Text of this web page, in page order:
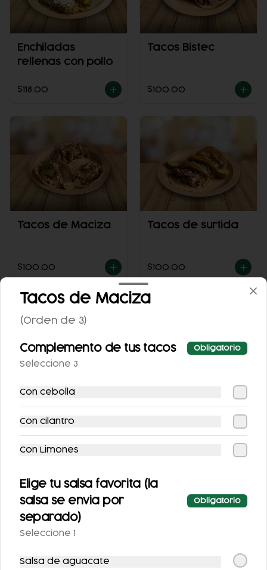
Enchiladas
rellenas con pollo
$118.00
Tacos Bistec
$100.00
Tacos de Maciza
$100.00
Tacos de surtida
$100.00
Conócenos
Zona de Cobertura
T&C Master Card
Términos y condiciones
Política de privacidad
Tacos de Maciza
(Orden de 3)
Complemento de tus tacos Obligatorio
Seleccione 3
Con cebolla
Con cilantro
Con Limones
Elige tu salsa favorita (la
salsa se envia por
separado)
Obligatorio
Seleccione 1
Salsa de aguacate